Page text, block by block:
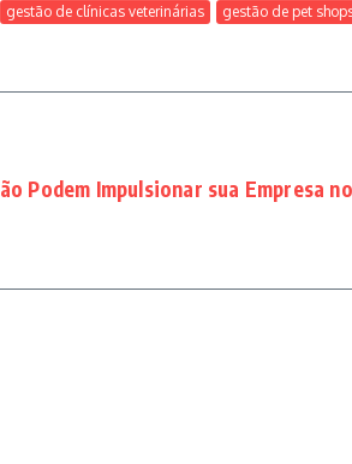
gestão de clínicas veterinárias gestão de pet
Podem Impulsionar sua Empresa